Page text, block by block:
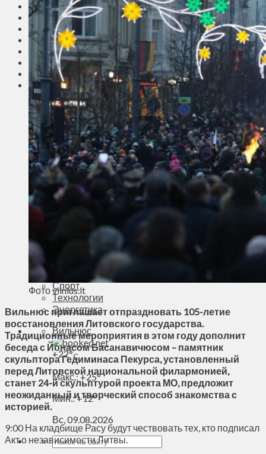
Соседи
Транспорт
Выбор читателей
Калейдоскоп
Армия
Сейм Литвы
Культура
Больше
Фоторепортаж
Туризм
ЛК рекомендует
Сеньорам
Образование
Здравоохранение
Экология
Происшествия
Приграничье
Деньги
Агроновости
Духовное пространство
Спорт
Технологии
Энергетика
Вильнюс
+22°C
Макс.:+25°
Мин.:+12°
Вс, 09.08.2026
Фото vilnius.lt
Вильнюс приглашает отпраздновать 105-летие
восстановления Литовского государства.
Традиционные мероприятия в этом году дополнит
беседа с Йонасом Басанавичюсом – памятник
скульптора Гедиминаса Пекурса, установленный
перед Литовской национальной филармонией,
станет 24-й скульптурой проекта МО, предложит
неожиданный и творческий способ знакомства с
историей.
9:00 На кладбище Расу будут чествовать тех, кто подписал
Акт о независимости Литвы.